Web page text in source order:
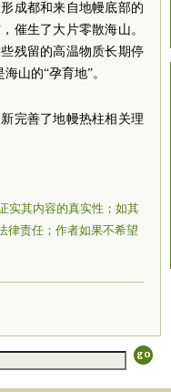
成都和来自地幔底部的
催生了大片零散海山。
残留的高温物质长期停
山的“孕育地”。
完善了地幔热柱相关理
实其内容的真实性；如其
律责任；作者如果不希望